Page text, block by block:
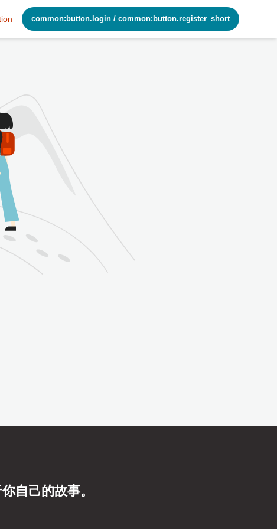
common:button.login / common:button.register_short
自己的故事。